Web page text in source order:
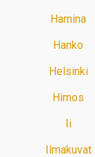
Hamina
Hanko
Helsinki
Himos
Ii
Ilmakuvat